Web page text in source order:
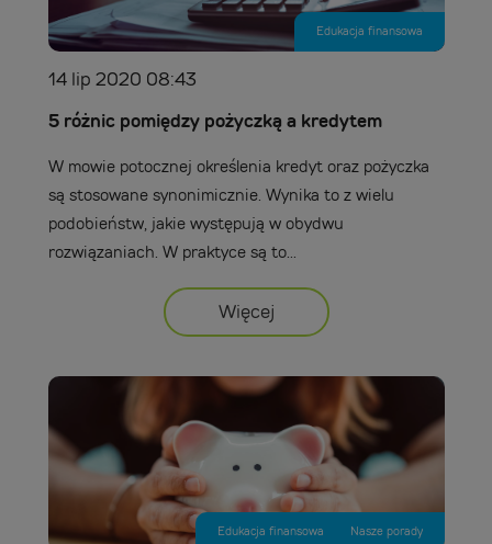
Edukacja finansowa
14 lip 2020 08:43
5 różnic pomiędzy pożyczką a kredytem
W mowie potocznej określenia kredyt oraz pożyczka
są stosowane synonimicznie. Wynika to z wielu
podobieństw, jakie występują w obydwu
rozwiązaniach. W praktyce są to...
Więcej
Edukacja finansowa Nasze porady